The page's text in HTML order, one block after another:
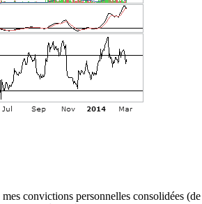
convictions personnelles consolidées